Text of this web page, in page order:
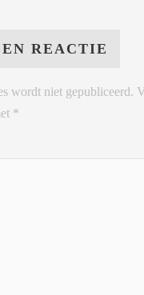
REACTIE
wordt niet gepubliceerd.
*